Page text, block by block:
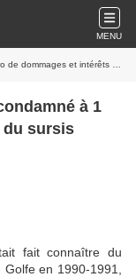
MENU
et du sursis pour... pédophilie !
à 1
du sursis
fait connaître du
en 1990-1991,